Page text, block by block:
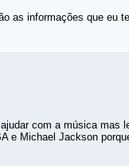
as informações que eu
com a música mas
e Michael Jackson